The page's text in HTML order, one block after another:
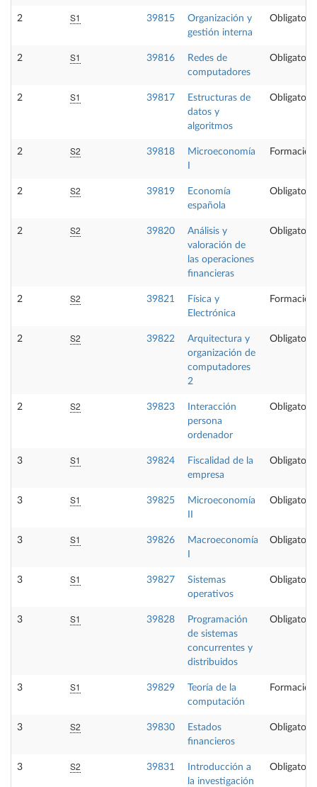
2 S1 39815
Organización y
gestión interna
Obligatoria
2 S1 39816
Redes de
computadores
Obligatoria
2 S1 39817
Estructuras de
datos y
algoritmos
Obligatoria
2 S2 39818
Microeconomía
2 S2 39819
Economía
española
Obligatoria
2 S2 39820
Análisis y
valoración de
las operaciones
financieras
Obligatoria
2 S2 39821
Física y
Electrónica
2 S2 39822
Arquitectura y
organización de
computadores
2
Obligatoria
2 S2 39823
Interacción
persona
ordenador
Obligatoria
3 S1 39824
Fiscalidad de la
empresa
Obligatoria
3 S1 39825
Microeconomía
Obligatoria
3 S1 39826
Macroeconomía
Obligatoria
3 S1 39827
Sistemas
operativos
Obligatoria
3 S1 39828
Programación
de sistemas
concurrentes y
distribuidos
Obligatoria
3 S1 39829
Teoría de la
computación
3 S2 39830
Estados
financieros
Obligatoria
3 S2 39831
Introducción a
la investigación
Obligatoria